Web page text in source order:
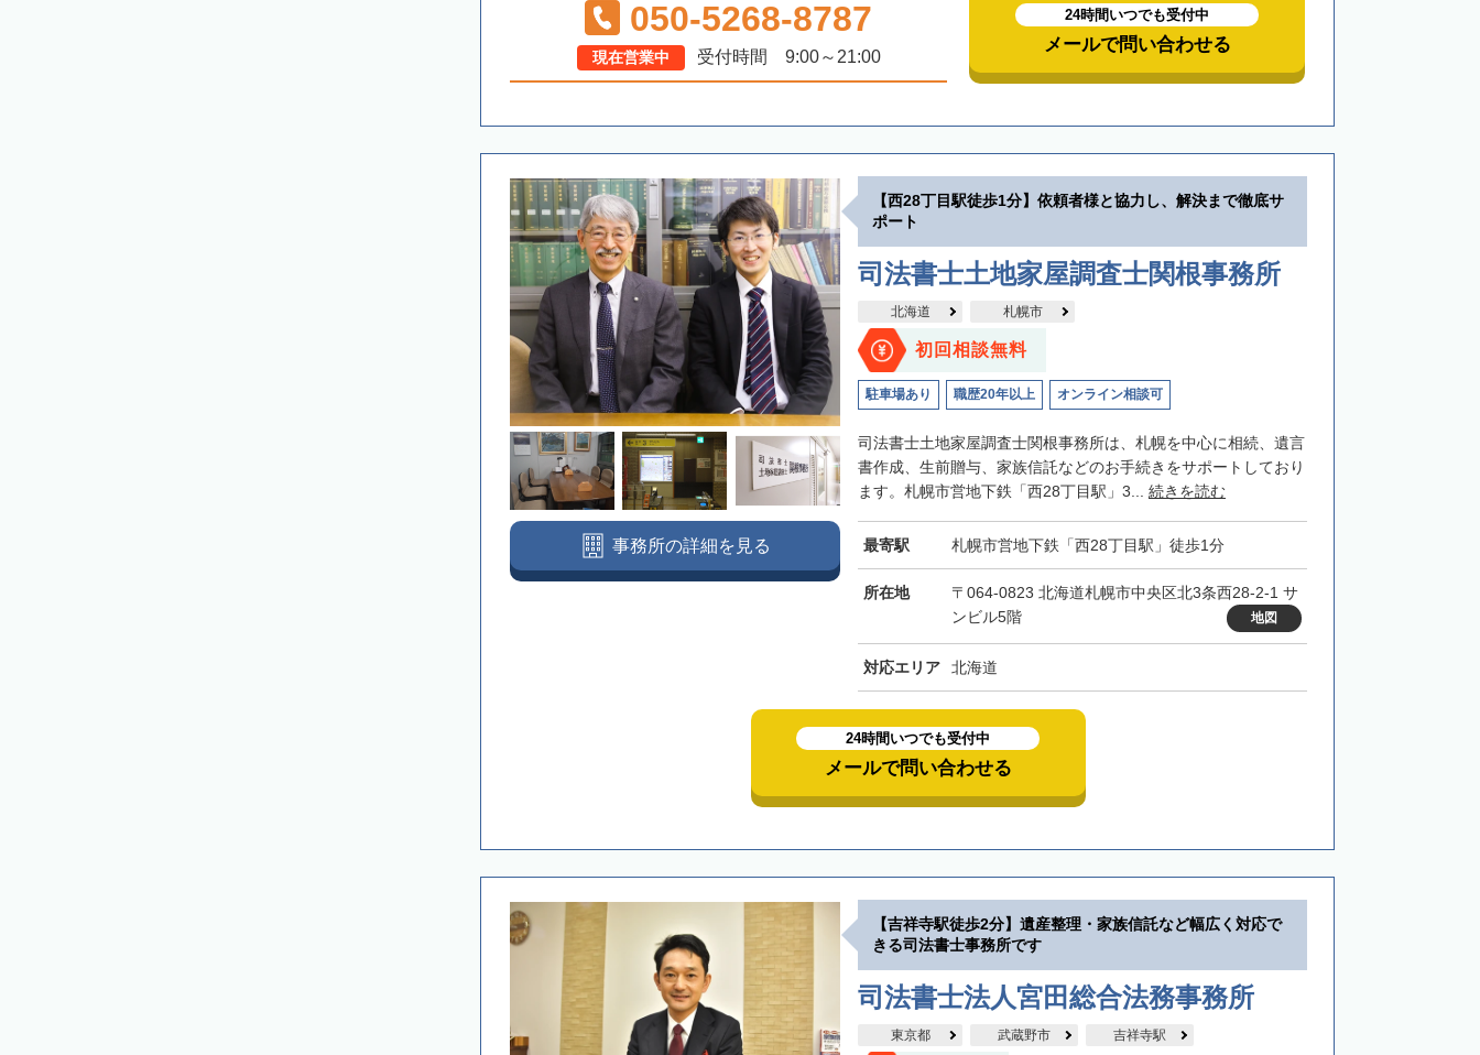
050-5268-8787
現在営業中 受付時間 9:00～21:00
24時間いつでも受付中
メールで問い合わせる
【西28丁目駅徒歩1分】依頼者様と協力し、解決まで徹底サ
ポート
司法書士土地家屋調査士関根事務所
北海道 札幌市
初回相談無料
駐車場あり 職歴20年以上 オンライン相談可
司法書士土地家屋調査士関根事務所は、札幌を中心に相続、遺言
書作成、生前贈与、家族信託などのお手続きをサポートしており
ます。札幌市営地下鉄「西28丁目駅」3... 続きを読む
最寄駅 札幌市営地下鉄「西28丁目駅」徒歩1分
所在地
〒064-0823 北海道札幌市中央区北3条西28-2-1 サ
ンビル5階
地図
対応エリア 北海道
事務所の詳細を見る
24時間いつでも受付中
メールで問い合わせる
【吉祥寺駅徒歩2分】遺産整理・家族信託など幅広く対応で
きる司法書士事務所です
司法書士法人宮田総合法務事務所
東京都 武蔵野市 吉祥寺駅